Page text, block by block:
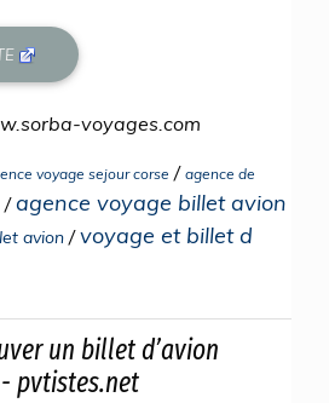
voyages.com
voyage sejour corse / agence de
/agence voyage billet avion
avion /voyage et billet d
un billet d’avion
pvtistes.net